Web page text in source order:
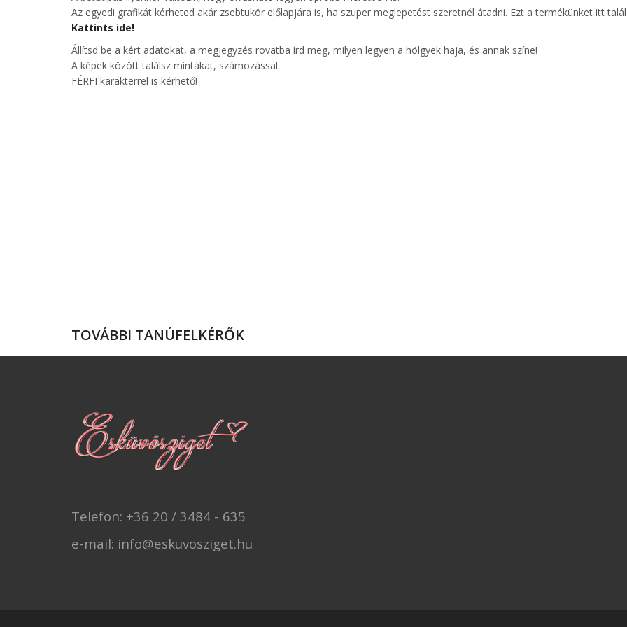
Az egyedi grafikát kérheted akár zsebtükör előlapjára is, ha szuper meglepetést szeretnél átadni. Ezt a termékünket itt
Kattints ide!
Állítsd be a kért adatokat, a megjegyzés rovatba írd meg, milyen legyen a hölgyek haja, és annak színe!
A képek között találsz mintákat, számozással.
FÉRFI karakterrel is kérhető!
TOVÁBBI TANÚFELKÉRŐK
Telefon: +36 20 / 3484 - 635
e-mail: info@eskuvosziget.hu